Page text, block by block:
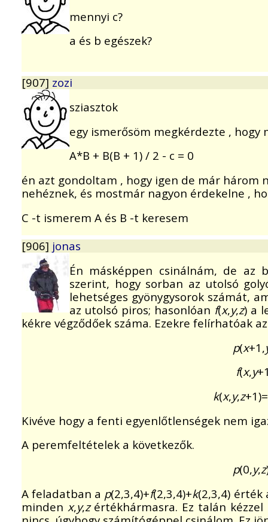
mennyi c?
a és b egészek?
[907] zozi
sziasztok
egy ismerősöm megkérdezte ,
A*B + B(B + 1) / 2 - c = 0
én azt gondoltam , hogy igen de már
nehéznek, és mostmár nagyon érdekelne ,
C -t ismerem A és B -t keresem
[906] jonas
Én másképpen csinálnám, de az
szerint, hogy sorban az utolsó
lehetséges gyönygysorok számát,
az utolsó piros; hasonlóan f(x,y,z) a
kékre végződőek száma. Ezekre felírhatóak
p(x+1,
f(x,y
k(x,y,z+1)=
Kivéve hogy a fenti egyenlőtlenségek nem
A peremfeltételek a következők.
p(0,y,z
A feladatban a p(2,3,4)+f(2,3,4)+k(2,3,4) érték
minden x,y,zértékhármasra. Ez talán